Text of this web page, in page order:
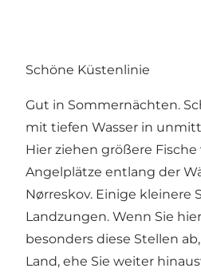
Schöne Küstenlinie
Gut in Sommernächten.
mit tiefen Wasser in
Hier ziehen größere Fische
Angelplätze entlang der
Nørreskov. Einige kleinere
Landzungen. Wenn Sie
besonders diese Stellen
Land, ehe Sie weiter